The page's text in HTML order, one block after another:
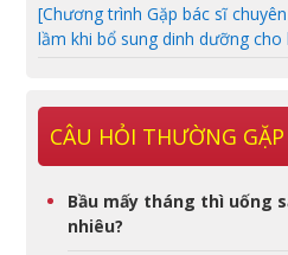
[Chương trình Gặp bác sĩ
lầm khi bổ sung dinh dưỡng cho
CÂU HỎI THƯỜNG GẶP
Bầu mấy tháng thì uống
nhiêu?